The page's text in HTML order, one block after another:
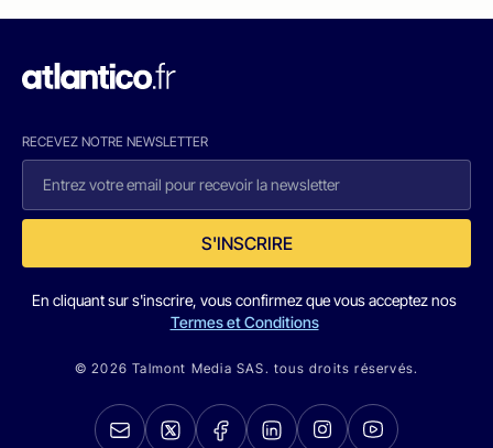
RECEVEZ NOTRE NEWSLETTER
S'INSCRIRE
En cliquant sur s'inscrire, vous confirmez que vous acceptez nos
Termes et Conditions
© 2026 Talmont Media SAS. tous droits réservés.